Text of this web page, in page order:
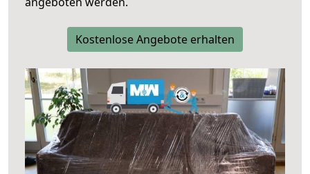
Kostenlose Angebote erhalten